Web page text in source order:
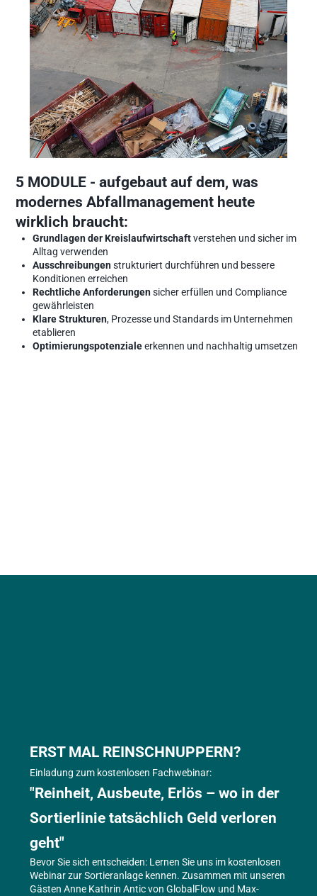
5 MODULE - aufgebaut auf dem, was
modernes Abfallmanagement heute
wirklich braucht:
Grundlagen der Kreislaufwirtschaft verstehen und sicher im
Alltag verwenden
Ausschreibungen strukturiert durchführen und bessere
Konditionen erreichen
Rechtliche Anforderungen sicher erfüllen und Compliance
gewährleisten
Klare Strukturen, Prozesse und Standards im Unternehmen
etablieren
Optimierungspotenziale erkennen und nachhaltig umsetzen
ERST MAL REINSCHNUPPERN?
Einladung zum kostenlosen Fachwebinar:
"Reinheit, Ausbeute, Erlös – wo in der
Sortierlinie tatsächlich Geld verloren
geht"
Bevor Sie sich entscheiden: Lernen Sie uns im kostenlosen
Webinar zur Sortieranlage kennen. Zusammen mit unseren
Gästen Anne Kathrin Antic von GlobalFlow und Max-